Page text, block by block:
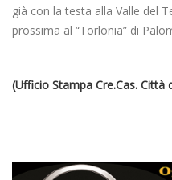
già con la testa alla Valle del
prossima al “Torlonia” di
(Ufficio Stampa Cre.Cas. Città